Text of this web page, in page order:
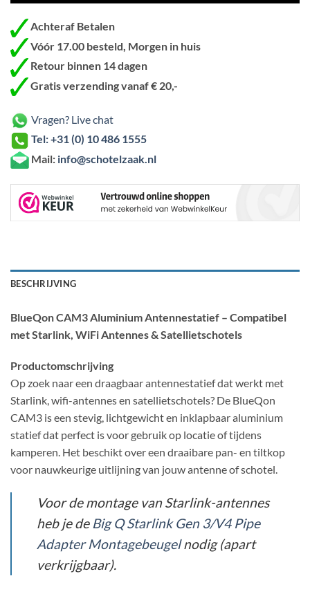
Achteraf Betalen
Vóór 17.00 besteld, Morgen in huis
Retour binnen 14 dagen
Gratis verzending vanaf € 20,-
Vragen? Live chat
Tel: +31 (0) 10 486 1555
Mail: info@schotelzaak.nl
BESCHRIJVING
BlueQon CAM3 Aluminium Antennestatief – Compatibel
met Starlink, WiFi Antennes & Satellietschotels
Productomschrijving
Op zoek naar een draagbaar antennestatief dat werkt met
Starlink, wifi-antennes en satellietschotels? De BlueQon
CAM3 is een stevig, lichtgewicht en inklapbaar aluminium
statief dat perfect is voor gebruik op locatie of tijdens
kamperen. Het beschikt over een draaibare pan- en tiltkop
voor nauwkeurige uitlijning van jouw antenne of schotel.
Voor de montage van Starlink-antennes
heb je de Big Q Starlink Gen 3/V4 Pipe
Adapter Montagebeugelnodig (apart
verkrijgbaar).